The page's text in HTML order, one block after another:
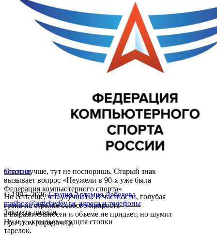
Стало лучше, тут не поспоришь. Старый знак
вызывает вопрос «Неужели в 90-х уже была
Федерация компьютерного спорта»
Но есть еще, что улучшать. В частности, голубая
грань на стрелке особого прироста
в выразительности и объеме не придает, но шумит
при этом порядочно.
Ну и у «крыльев» грация стопки
тарелок.
логотип
© 1995–2026 Студия Артемия Лебедева
mailbox@artlebedev.ru, адреса и телефоны
Заказать дизайн...